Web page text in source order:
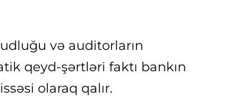
və auditorların
qeyd-şərtləri faktı bankın
olaraq qalır.